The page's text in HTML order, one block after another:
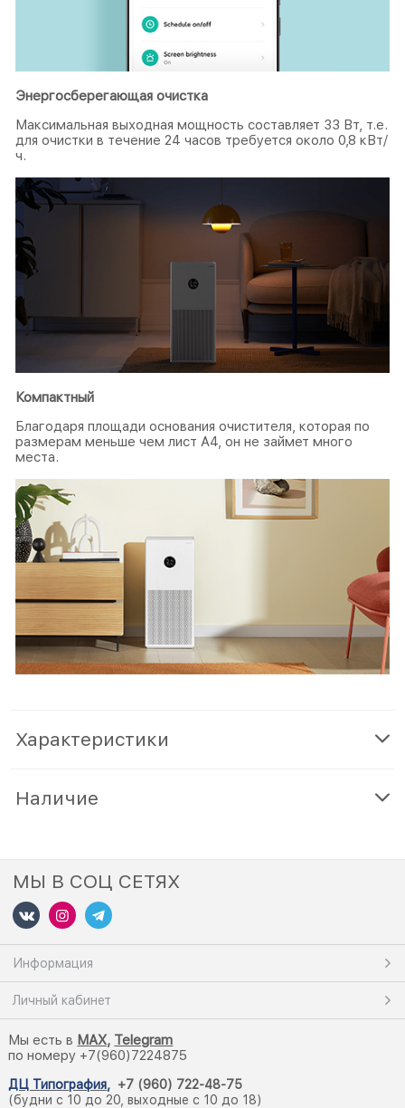
Энергосберегающая очистка
Максимальная выходная мощность составляет 33 Вт, т.е.
для очистки в течение 24 часов требуется около 0,8 кВт/
ч.
Компактный
Благодаря площади основания очистителя, которая по
размерам меньше чем лист A4, он не займет много
места.
Характеристики
Наличие
МЫ В СОЦ СЕТЯХ
Информация
Личный кабинет
Мы есть в MAX, Telegram
по номеру +7(960)7224875
ДЦ Типография, +7 (960) 722-48-75
(будни с 10 до 20, выходные с 10 до 18)